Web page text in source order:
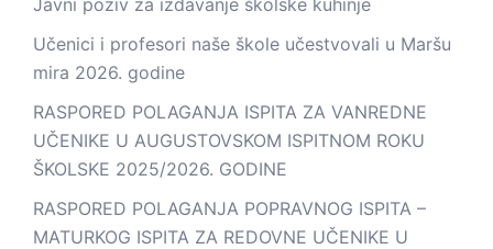
Učenici i profesori naše škole učestvovali u Maršu
mira 2026. godine
RASPORED POLAGANJA ISPITA ZA VANREDNE
UČENIKE U AUGUSTOVSKOM ISPITNOM ROKU
ŠKOLSKE 2025/2026. GODINE
RASPORED POLAGANJA POPRAVNOG ISPITA –
MATURKOG ISPITA ZA REDOVNE UČENIKE U